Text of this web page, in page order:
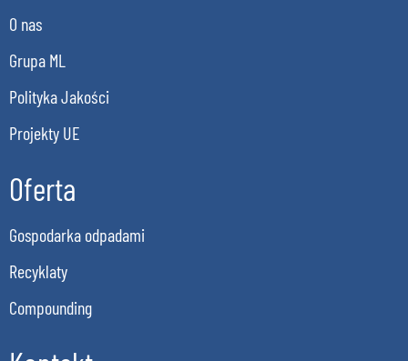
O nas
Grupa ML
Polityka Jakości
Projekty UE
Oferta
Gospodarka odpadami
Recyklaty
Compounding